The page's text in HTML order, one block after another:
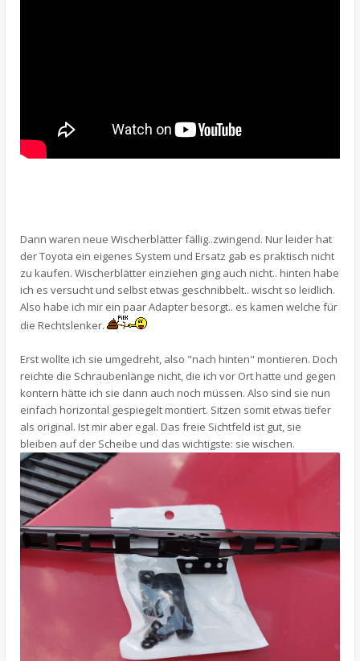
Dann waren neue Wischerblätter fällig..zwingend. Nur leider hat
der Toyota ein eigenes System und Ersatz gab es praktisch nicht
zu kaufen. Wischerblätter einziehen ging auch nicht.. hinten habe
ich es versucht und selbst etwas geschnibbelt.. wischt so leidlich.
Also habe ich mir ein paar Adapter besorgt.. es kamen welche für
die Rechtslenker.
Erst wollte ich sie umgedreht, also "nach hinten" montieren. Doch
reichte die Schraubenlänge nicht, die ich vor Ort hatte und gegen
kontern hätte ich sie dann auch noch müssen. Also sind sie nun
einfach horizontal gespiegelt montiert. Sitzen somit etwas tiefer
als original. Ist mir aber egal. Das freie Sichtfeld ist gut, sie
bleiben auf der Scheibe und das wichtigste: sie wischen.